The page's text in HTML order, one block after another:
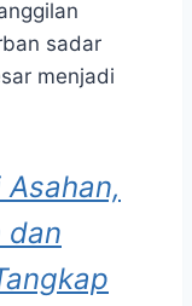
sadar
menjadi
dan